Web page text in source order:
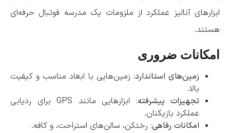
ابزارهای آنالیز عملکرد از ملزومات یک مدرسه فوتبال حرفه‌ای
هستند.
امکانات ضروری
زمین‌های استاندارد: زمین‌هایی با ابعاد مناسب و کیفیت
بالا.
تجهیزات پیشرفته
: ابزارهایی مانند GPS برای ردیابی
عملکرد بازیکنان.
امکانات رفاهی: رختکن، سالن‌های استراحت، و کافه.